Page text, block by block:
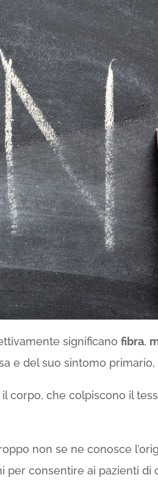
significanofibra,
e del suo sintomo
corpo, che colpiscono il
non se ne conosce
per consentire ai pazienti di